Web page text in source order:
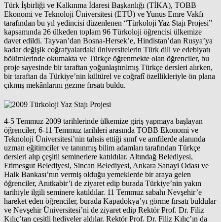
Türk İşbirliği ve Kalkınma İdaresi Başkanlığı (TİKA), TOBB
Ekonomi ve Teknoloji Üniversitesi (ETÜ) ve Yunus Emre Vakfı
tarafından bu yıl yedincisi düzenlenen “Türkoloji Yaz Stajı Projesi”
kapsamında 26 ülkeden toplam 96 Türkoloji öğrencisi ülkemize
davet edildi. Tayvan’dan Bosna-Hersek’e, Hindistan’dan Rusya’ya
kadar değişik coğrafyalardaki üniversitelerin Türk dili ve edebiyatı
bölümlerinde okumakta ve Türkçe öğrenmekte olan öğrenciler, bu
proje sayesinde bir taraftan yoğunlaştırılmış Türkçe dersleri alırken,
bir taraftan da Türkiye’nin kültürel ve coğrafî özellikleriyle ön plana
çıkmış mekânlarını gezme fırsatı buldu.
4-5 Temmuz 2009 tarihlerinde ülkemize giriş yapmaya başlayan
öğrenciler, 6-11 Temmuz tarihleri arasında TOBB Ekonomi ve
Teknoloji Üniversitesi’nin tahsis ettiği sınıf ve amfilerde alanında
uzman eğitimciler ve tanınmış bilim adamları tarafından Türkçe
dersleri alıp çeşitli seminerlere katıldılar. Altındağ Belediyesi,
Etimesgut Belediyesi, Sincan Belediyesi, Ankara Sanayi Odası ve
Halk Bankası’nın vermiş olduğu yemeklerde bir araya gelen
öğrenciler, Anıtkabir’i de ziyaret edip burada Türkiye’nin yakın
tarihiyle ilgili seminere katıldılar. 11 Temmuz sabahı Nevşehir’e
hareket eden öğrenciler, burada Kapadokya’yı görme fırsatı buldular
ve Nevşehir Üniversitesi’ni de ziyaret edip Rektör Prof. Dr. Filiz
Kılıç’tan çeşitli hediyeler aldılar. Rektör Prof. Dr. Filiz Kılıç’ın da